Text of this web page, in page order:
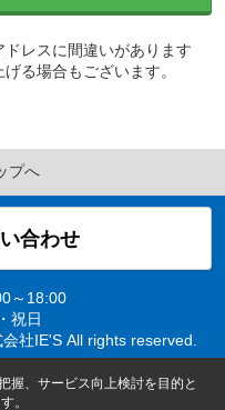
レスに間違いがあります
る場合もございます。
プへ
合わせ
～18:00
祝日
社IE'S All rights reserved.
握、サービス向上検討を目的と
。